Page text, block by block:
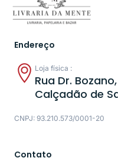
Endereço
Loja física :
Rua Dr. Bozano,
Calçadão de
CNPJ: 93.210.573/0001-20
Contato